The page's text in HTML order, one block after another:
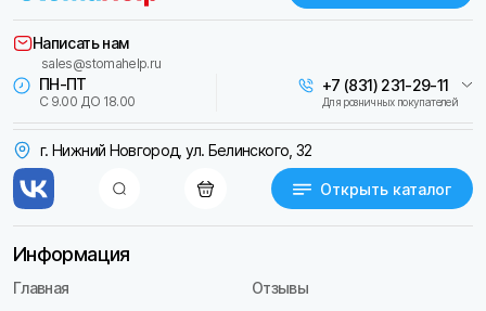
г. Нижний Новгород, ул. Белинского, 32
Открыть каталог
ПН-ПТ
С 9.00 ДО 18.00
+7 (831) 231-29-11
Для розничных покупателей
Написать нам
sales@stomahelp.ru
Информация
Главная
Отзывы